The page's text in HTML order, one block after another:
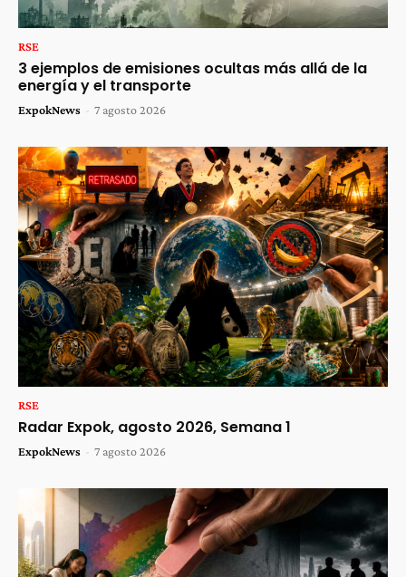
RSE
3 ejemplos de emisiones ocultas más allá de la
energía y el transporte
ExpokNews - 7 agosto 2026
RSE
Radar Expok, agosto 2026, Semana 1
ExpokNews - 7 agosto 2026